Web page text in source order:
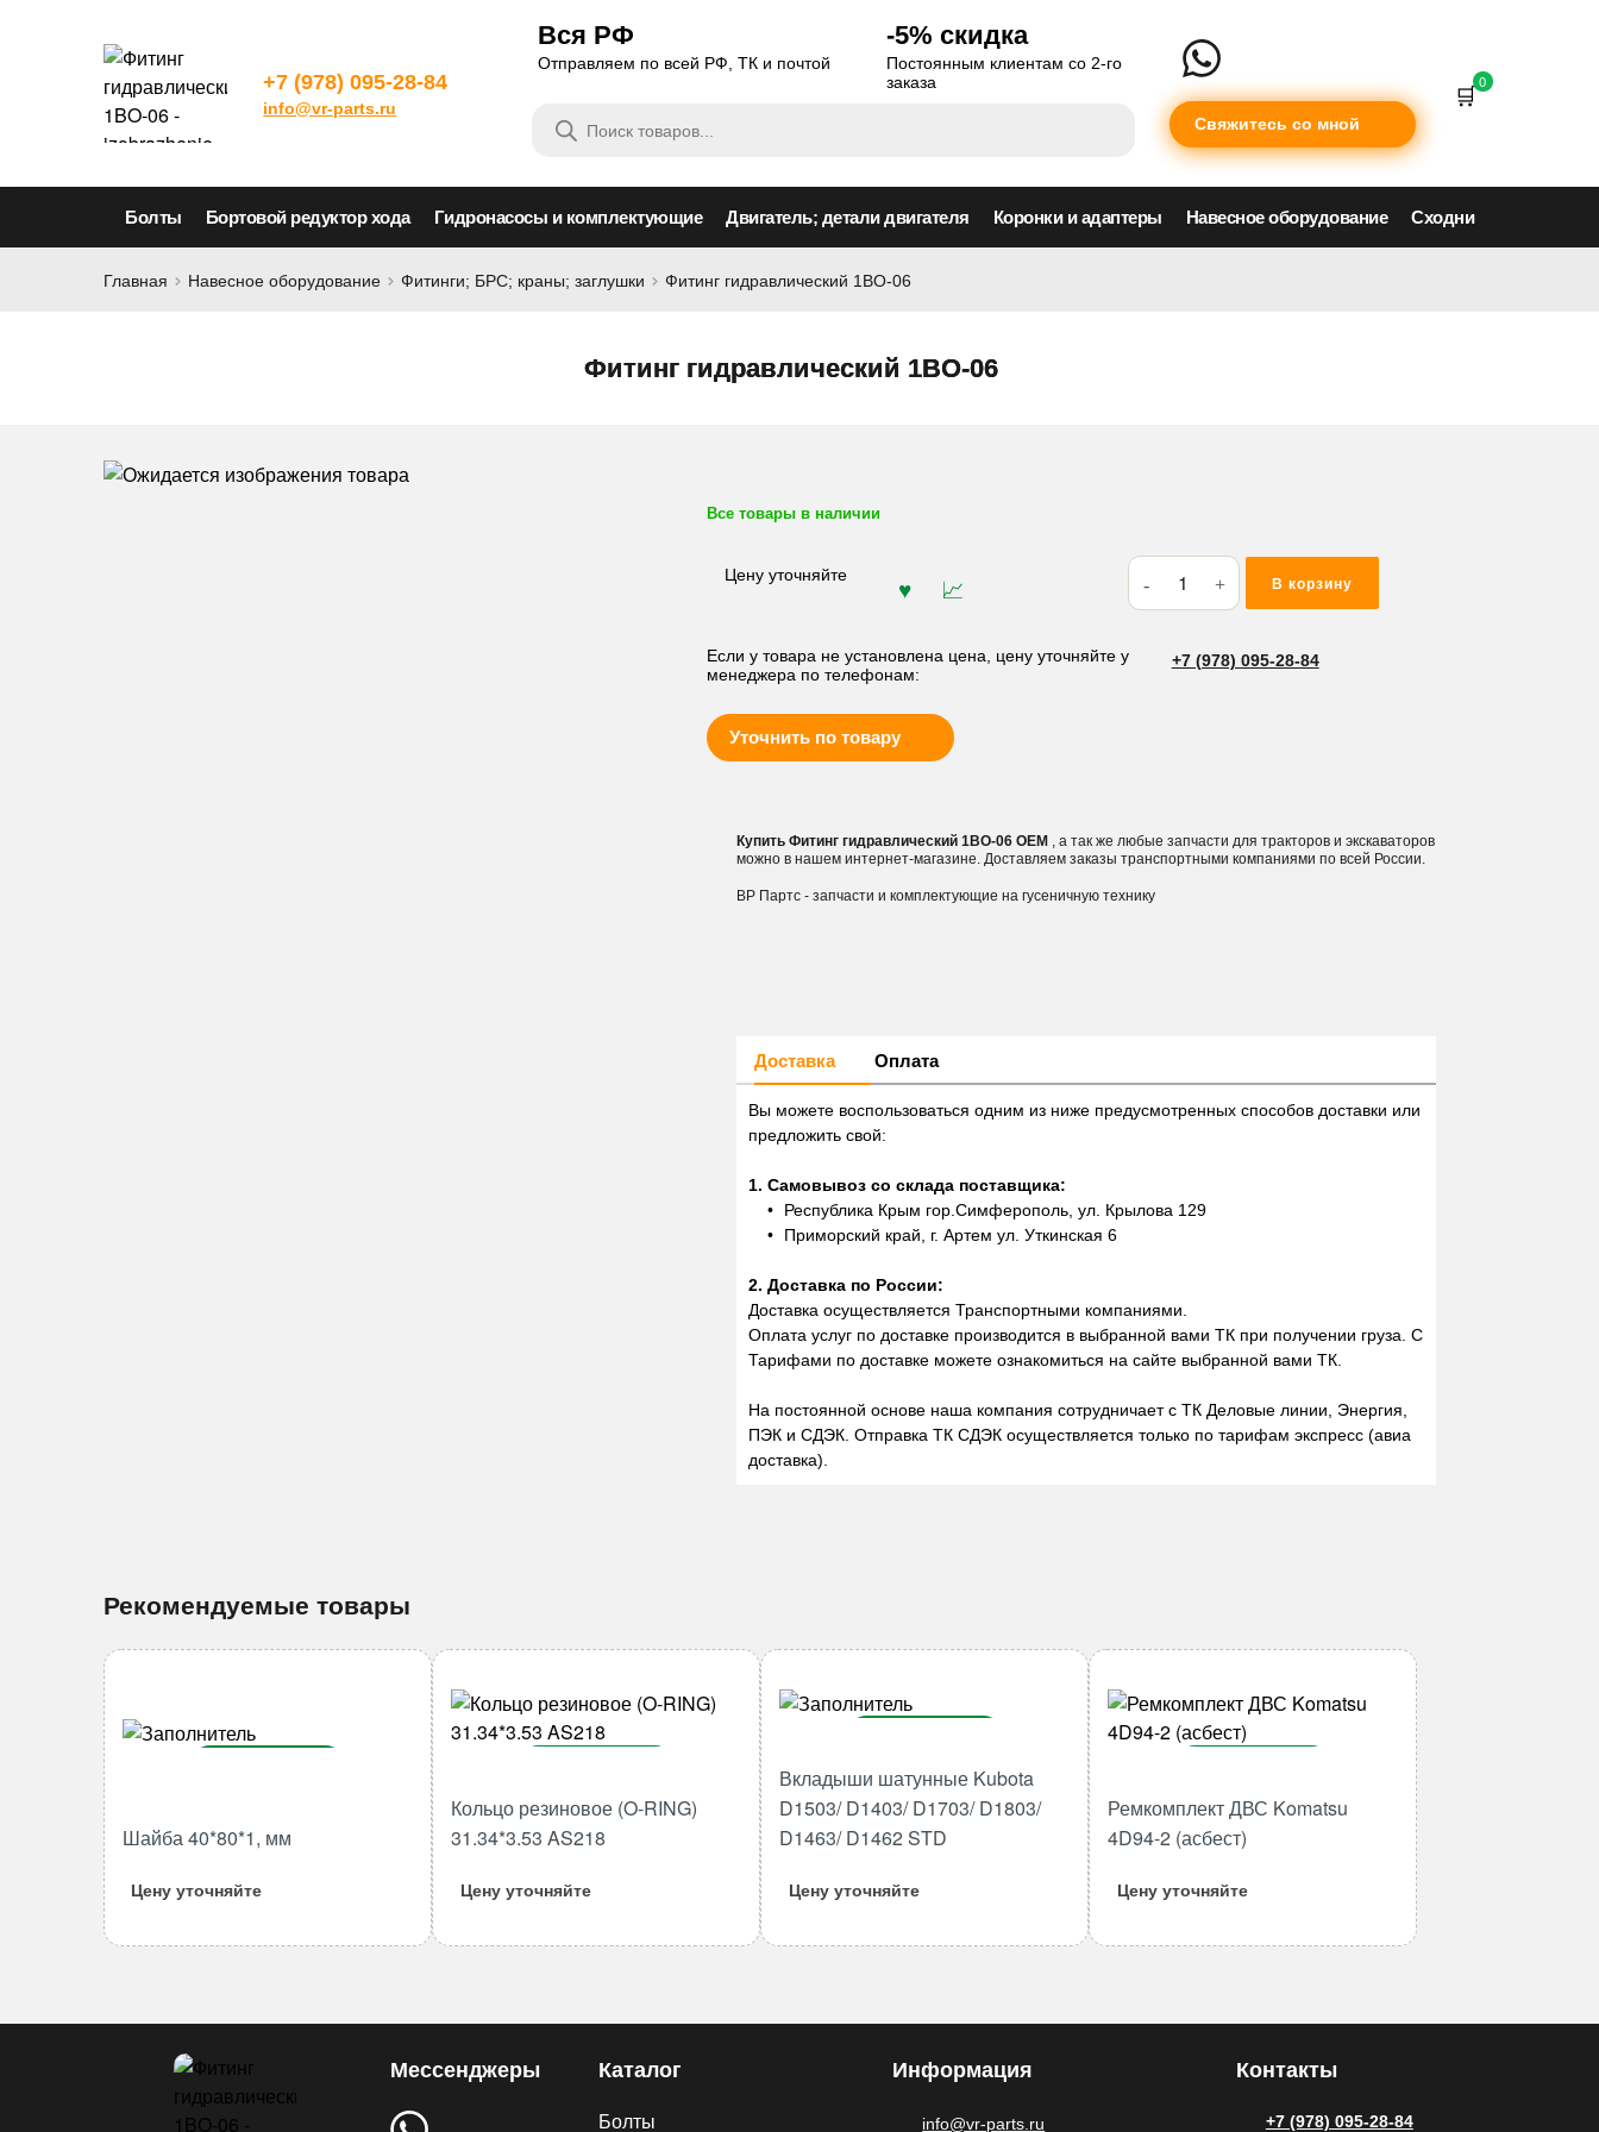
+7 (978) 095-28-84
info@vr-parts.ru
Вся РФ
Отправляем по всей РФ, ТК и почтой
-5% скидка
Постоянным клиентам со 2-го
заказа
товаров Свяжитесь со мной
0
Болты Бортовой редуктор хода Гидронасосы и комплектующие Двигатель; детали двигателя Коронки и адаптеры Навесное оборудование Сходни
Главная Навесное оборудование Фитинги; БРС; краны; заглушки Фитинг гидравлический 1BO-06
Фитинг гидравлический 1BO-06
Все товары в наличии
Цену уточняйте
Количество
товара
гидравлический
В корзину
Если у товара не установлена цена, цену уточняйте у
менеджера по телефонам:
+7 (978) 095-28-84
Уточнить по товару
Купить Фитинг гидравлический 1BO-06 OEM , а так же любые запчасти для тракторов и экскаваторов
можно в нашем интернет-магазине. Доставляем заказы транспортными компаниями по всей России.
ВР Партс - запчасти и комплектующие на гусеничную технику
Доставка Оплата
Вы можете воспользоваться одним из ниже предусмотренных способов доставки или
предложить свой:
1. Самовывоз со склада поставщика:
Республика Крым гор.Симферополь, ул. Крылова 129
Приморский край, г. Артем ул. Уткинская 6
2. Доставка по России:
Доставка осуществляется Транспортными компаниями.
Оплата услуг по доставке производится в выбранной вами ТК при получении груза. С
Тарифами по доставке можете ознакомиться на сайте выбранной вами ТК.
На постоянной основе наша компания сотрудничает с ТК Деловые линии, Энергия,
ПЭК и СДЭК. Отправка ТК СДЭК осуществляется только по тарифам экспресс (авиа
доставка).
Рекомендуемые товары
товара
Шайба 40*80*1, мм
Цену уточняйте
Количество
товара
RING)
Кольцо резиновое (O-RING)
31.34*3.53 AS218
Цену уточняйте
Количество
товара
Вкладыши
D1403/
D1462
Вкладыши шатунные Kubota
D1503/ D1403/ D1703/ D1803/
D1463/ D1462 STD
Цену уточняйте
Количество
4D94-
Ремкомплект ДВС Komatsu
4D94-2 (асбест)
Цену уточняйте
Мессенджеры Каталог
Болты
Информация
info@vr-parts.ru
Контакты
+7 (978) 095-28-84